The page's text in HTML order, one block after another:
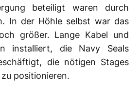
beteiligt waren durch
In der Höhle selbst war das
größer. Lange Kabel und
installiert, die Navy Seals
die nötigen Stages
positionieren.